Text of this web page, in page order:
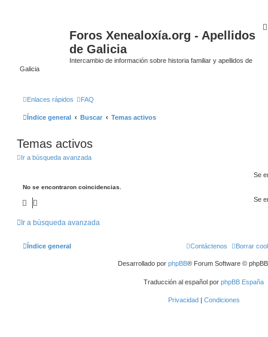
Foros Xenealoxía.org - Apellidos
de Galicia
Intercambio de información sobre historia familiar y apellidos de
Galicia
Enlaces rápidos FAQ
Índice general Buscar Temas activos
Temas activos
Ir a búsqueda avanzada
Se
No se encontraron coincidencias.
Se
Ir a búsqueda avanzada
Índice general Borrar
Contáctenos
Desarrollado por phpBB® Forum Software ©
Traducción al español por phpBB España
Privacidad| Condiciones